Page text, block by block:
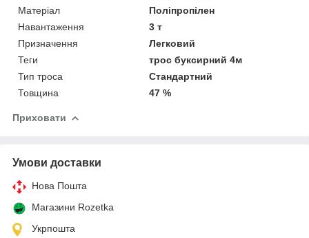
Матеріал
Поліпропілен
Навантаження
3 т
Призначення
Легковий
Теги
трос буксирний 4м
Тип троса
Стандартний
Товщина
47 %
Приховати
Умови доставки
Нова Пошта
Магазини Rozetka
Укрпошта